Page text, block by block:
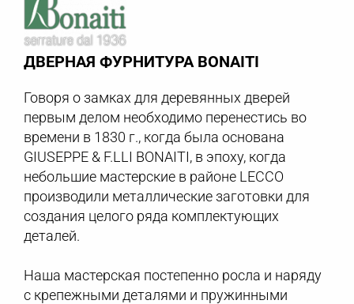
ДВЕРНАЯ ФУРНИТУРА BONAITI
Говоря о замках для деревянных дверей
первым делом необходимо перенестись во
времени в 1830 г., когда была основана
GIUSEPPE & F.LLI BONAITI, в эпоху, когда
небольшие мастерские в районе LECCO
производили металлические заготовки для
создания целого ряда комплектующих
деталей.
Наша мастерская постепенно росла и наряду
с крепежными деталями и пружинными